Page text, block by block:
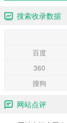
搜索收录数据
百度
360
搜狗
网站点评